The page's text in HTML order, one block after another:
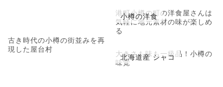
古き時代の小樽の街並みを再
現した屋台村
小樽の洋食
港町小樽の町の洋食屋さんは
気軽に地元素材の味が楽しめ
る
北海道産 シャコ
大きさも味も一級品！小樽の
味覚